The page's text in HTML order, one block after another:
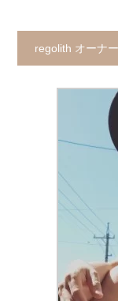
regolith オーナ